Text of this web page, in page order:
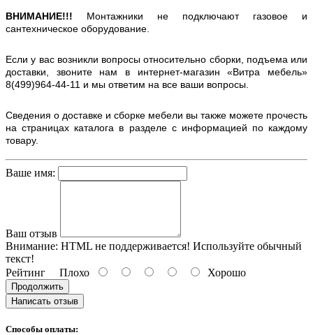
ВНИМАНИЕ!!! Монтажники не подключают газовое и
сантехническое оборудование.
Если у вас возникли вопросы относительно сборки, подъема или
доставки, звоните нам в интернет-магазин «Витра мебель»
8(499)964-44-11 и мы ответим на все ваши вопросы.
Сведения о доставке и сборке мебели вы также можете прочесть
на страницах каталога в разделе с информацией по каждому
товару.
Ваше имя:
Ваш отзыв
Внимание: HTML не поддерживается! Используйте обычный
текст!
Рейтинг Плохо Хорошо
Продолжить
Написать отзыв
Способы оплаты: